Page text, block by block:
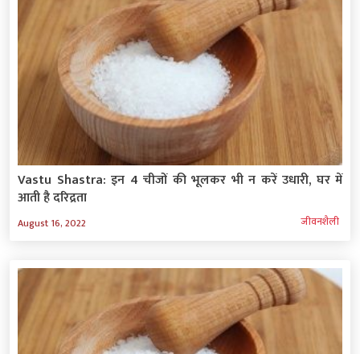
Vastu Shastra: इन 4 चीजों की भूलकर भी न करें उधारी, घर में
आती है दरिद्रता
August 16, 2022 जीवनशैली